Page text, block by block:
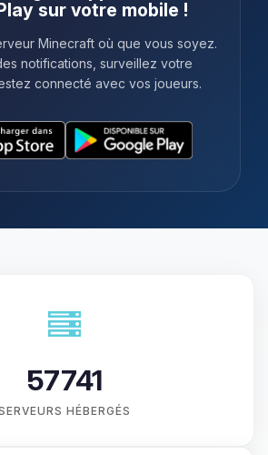
sur votre mobile !
Minecraft où que vous soyez.
notifications, surveillez votre
connecté avec vos joueurs.
57741
HÉBERGÉS